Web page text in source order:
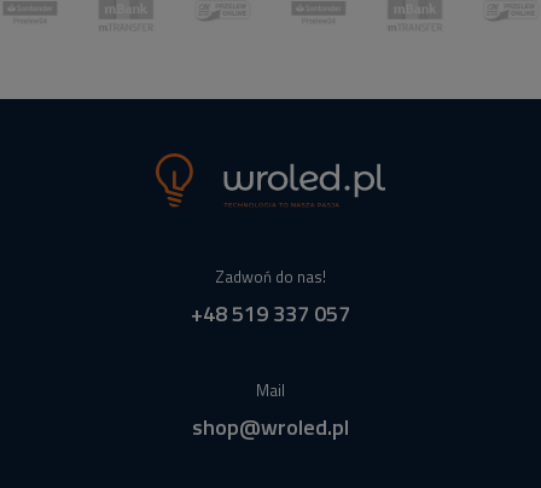
Zadwoń do nas!
+48 519 337 057
Mail
shop@wroled.pl